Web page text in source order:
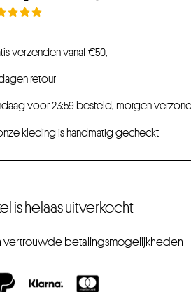
verzenden vanaf €50,-
retour
voor 23:59 besteld, morgen
kleding is handmatig gecheckt
is helaas uitverkocht
vertrouwde betalingsmogelijkheden